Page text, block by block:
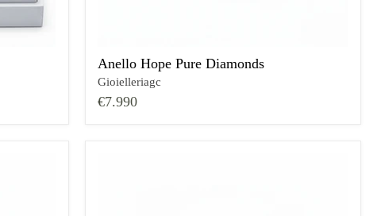
Anello Hope Pure Diamonds
Gioielleriagc
€7.990